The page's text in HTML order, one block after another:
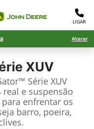
LIGAR
Alterar
XUV
Série XUV
e suspensão
enfrentar os
barro, poeira,